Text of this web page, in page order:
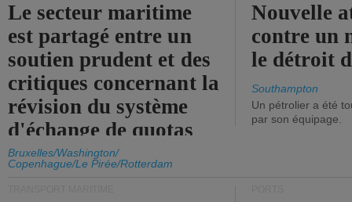
Le secteur maritime
est partagé entre un
soutien prudent et des
critiques concernant la
révision du système
d'échange de quotas
d'émission de l'UE.
Bruxelles/Washington/
Copenhague/Le Pirée/Rotterdam
Nouvelle
contre un
le détroit
Southampton
Un pétrolier a été
par son équipage.